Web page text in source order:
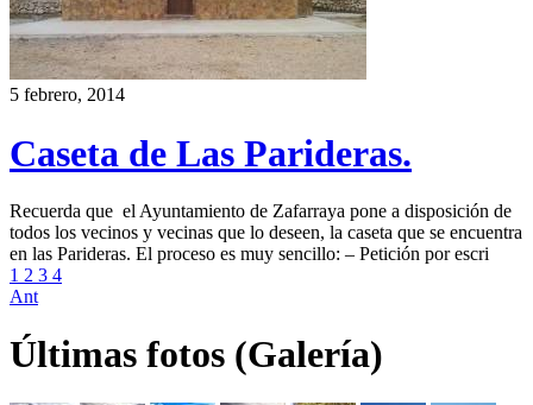
5 febrero, 2014
Caseta de Las Parideras.
Recuerda que el Ayuntamiento de Zafarraya pone a disposición de
todos los vecinos y vecinas que lo deseen, la caseta que se encuentra
en las Parideras. El proceso es muy sencillo: – Petición por escri
1 2 3 4
Ant
Últimas fotos (Galería)